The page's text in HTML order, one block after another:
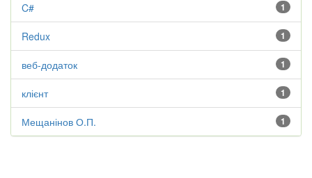
1
C#
1
Redux
1
веб-додаток
1
клієнт
1
Мещанінов О.П.